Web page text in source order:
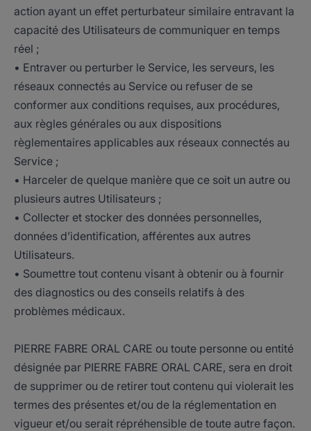
action ayant un effet perturbateur similaire entravant la
capacité des Utilisateurs de communiquer en temps
réel ;
• Entraver ou perturber le Service, les serveurs, les
réseaux connectés au Service ou refuser de se
conformer aux conditions requises, aux procédures,
aux règles générales ou aux dispositions
règlementaires applicables aux réseaux connectés au
Service ;
• Harceler de quelque manière que ce soit un autre ou
plusieurs autres Utilisateurs ;
• Collecter et stocker des données personnelles,
données d’identification, afférentes aux autres
Utilisateurs.
• Soumettre tout contenu visant à obtenir ou à fournir
des diagnostics ou des conseils relatifs à des
problèmes médicaux.
PIERRE FABRE ORAL CARE ou toute personne ou entité
désignée par PIERRE FABRE ORAL CARE, sera en droit
de supprimer ou de retirer tout contenu qui violerait les
termes des présentes et/ou de la réglementation en
vigueur et/ou serait répréhensible de toute autre façon.